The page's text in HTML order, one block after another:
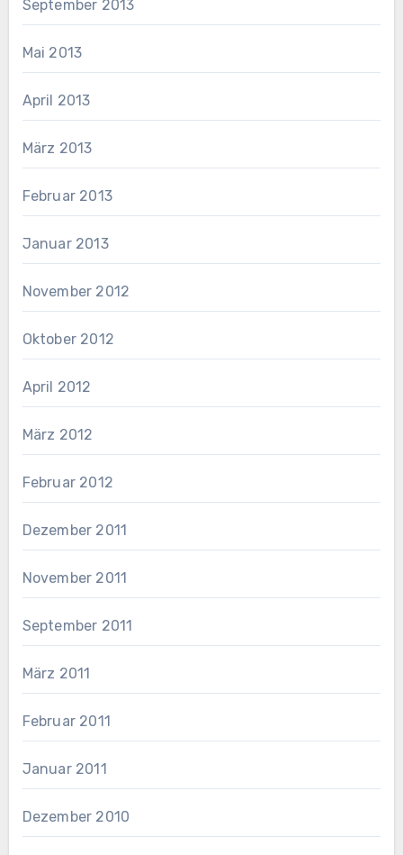
September 2013
Mai 2013
April 2013
März 2013
Februar 2013
Januar 2013
November 2012
Oktober 2012
April 2012
März 2012
Februar 2012
Dezember 2011
November 2011
September 2011
März 2011
Februar 2011
Januar 2011
Dezember 2010